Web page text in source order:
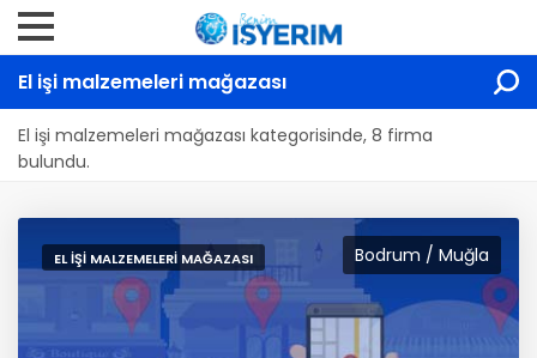
El işi malzemeleri mağazası
El işi malzemeleri mağazası kategorisinde, 8 firma
bulundu.
Bodrum / Muğla
EL IŞI MALZEMELERI MAĞAZASI